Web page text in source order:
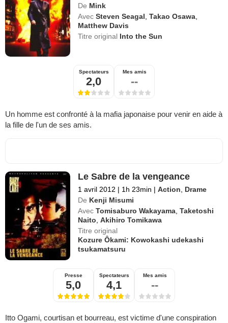
De Mink
Avec Steven Seagal ,Takao Osawa
Matthew Davis
Titre original Into the Sun
Spectateurs
2,0
Mes amis
--
Un homme est confronté à la mafia japonaise pour venir en aide à
la fille de l'un de ses amis.
Le Sabre de la vengeance
1 avril 2012 | 1h 23min | Action, Drame
De Kenji Misumi
Avec Tomisaburo Wakayama,Taketoshi
Naito,Akihiro Tomikawa
Titre original
Kozure Ôkami: Kowokashi udekashi
tsukamatsuru
Presse
5,0
Spectateurs
4,1
Mes amis
--
Itto Ogami, courtisan et bourreau, est victime d'une conspiration